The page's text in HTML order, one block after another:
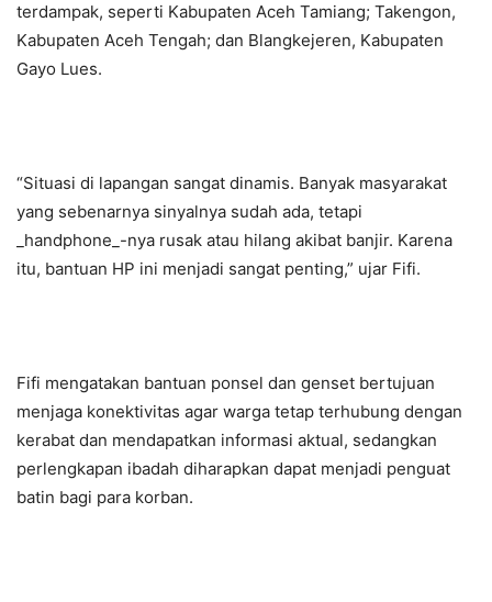
terdampak, seperti Kabupaten Aceh Tamiang; Takengon,
Kabupaten Aceh Tengah; dan Blangkejeren, Kabupaten
Gayo Lues.
“Situasi di lapangan sangat dinamis. Banyak masyarakat
yang sebenarnya sinyalnya sudah ada, tetapi
_handphone_-nya rusak atau hilang akibat banjir. Karena
itu, bantuan HP ini menjadi sangat penting,” ujar Fifi.
Fifi mengatakan bantuan ponsel dan genset bertujuan
menjaga konektivitas agar warga tetap terhubung dengan
kerabat dan mendapatkan informasi aktual, sedangkan
perlengkapan ibadah diharapkan dapat menjadi penguat
batin bagi para korban.